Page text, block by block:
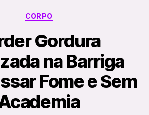
Categorias
CORPO
Gordura
na Barriga
Fome e Sem